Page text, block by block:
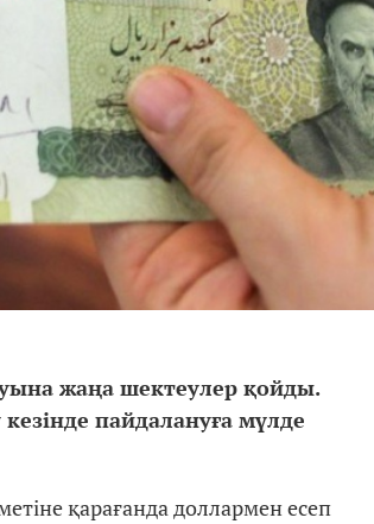
жаңа шектеулер қойды.
пайдалануға мүлде
қарағанда доллармен есеп